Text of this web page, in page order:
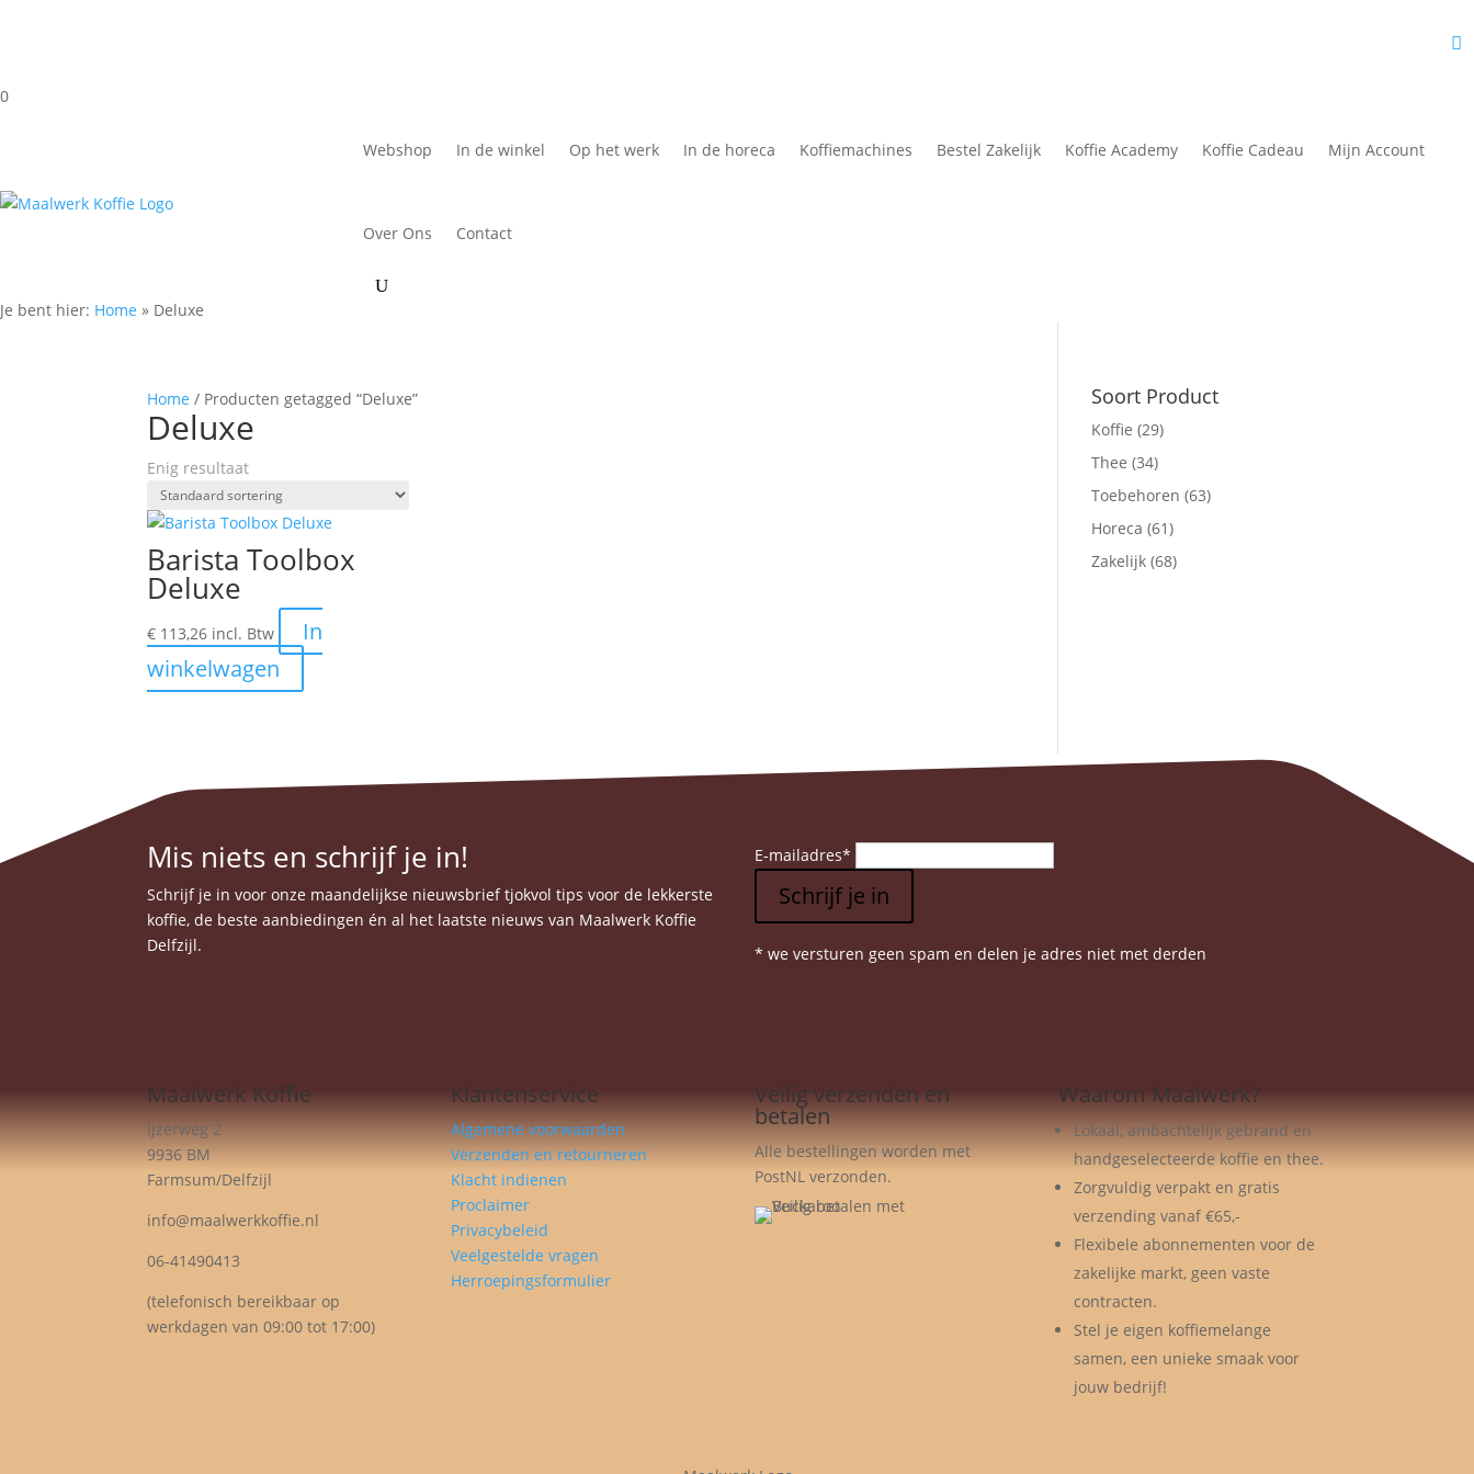
0
Webshop In de winkel Op het werk In de horeca Koffiemachines Bestel Zakelijk Koffie Academy Koffie Cadeau Mijn Account
Over Ons Contact
Je bent hier: Home » Deluxe
Home / Producten getagged “Deluxe”
Deluxe
Enig resultaat
Barista Toolbox
Deluxe
€ 113,26 incl. Btw
In
winkelwagen
Soort Product
Koffie (29)
Thee (34)
Toebehoren (63)
Horeca (61)
Zakelijk (68)
Mis niets en schrijf je in!
Schrijf je in voor onze maandelijkse nieuwsbrief tjokvol tips voor de lekkerste
koffie, de beste aanbiedingen én al het laatste nieuws van Maalwerk Koffie
Delfzijl.
E-mailadres*
Schrijf je in
* we versturen geen spam en delen je adres niet met derden
Maalwerk Koffie
Ijzerweg 2
9936 BM
Farmsum/Delfzijl
info@maalwerkkoffie.nl
06-41490413
(telefonisch bereikbaar op
werkdagen van 09:00 tot 17:00)
Klantenservice
Algemene voorwaarden
Verzenden en retourneren
Klacht indienen
Proclaimer
Privacybeleid
Veelgestelde vragen
Herroepingsformulier
Veilig verzenden en
betalen
Alle bestellingen worden met
PostNL verzonden.
Waarom Maalwerk?
Lokaal, ambachtelijk gebrand en
handgeselecteerde koffie en thee.
Zorgvuldig verpakt en gratis
verzending vanaf €65,-
Flexibele abonnementen voor de
zakelijke markt, geen vaste
contracten.
Stel je eigen koffiemelange
samen, een unieke smaak voor
jouw bedrijf!